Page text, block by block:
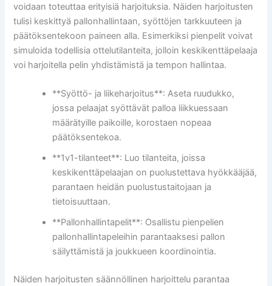
voidaan toteuttaa erityisiä harjoituksia. Näiden harjoitusten
tulisi keskittyä pallonhallintaan, syöttöjen tarkkuuteen ja
päätöksentekoon paineen alla. Esimerkiksi pienpelit voivat
simuloida todellisia ottelutilanteita, jolloin keskikenttäpelaaja
voi harjoitella pelin yhdistämistä ja tempon hallintaa.
**Syöttö- ja liikeharjoitus**: Aseta ruudukko,
jossa pelaajat syöttävät palloa liikkuessaan
määrätyille paikoille, korostaen nopeaa
päätöksentekoa.
**1v1-tilanteet**: Luo tilanteita, joissa
keskikenttäpelaajan on puolustettava hyökkääjää,
parantaen heidän puolustustaitojaan ja
tietoisuuttaan.
**Pallonhallintapelit**: Osallistu pienpelien
pallonhallintapeleihin parantaaksesi pallon
säilyttämistä ja joukkueen koordinointia.
Näiden harjoitusten säännöllinen harjoittelu parantaa